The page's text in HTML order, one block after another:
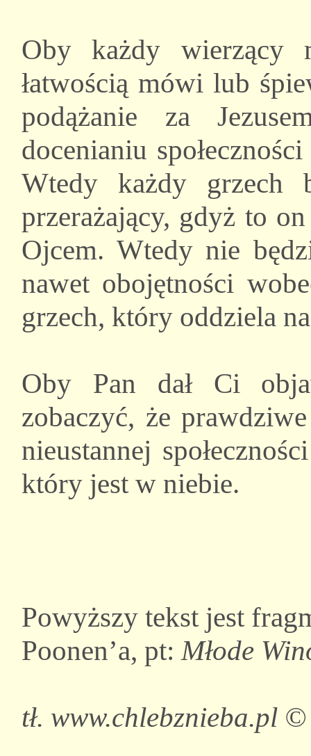
Oby każdy wierzący
łatwością mówi lub
podążanie za
docenianiu
Wtedy każdy grzech
przerażający, gdyż to
Ojcem. Wtedy nie
nawet obojętności
grzech, który oddziela
Oby Pan dał Ci
zobaczyć, że
nieustannej
który jest w niebie.
Powyższy tekst jest
Poonen’a, pt:Młode
tł. www.chlebznieba.pl ©